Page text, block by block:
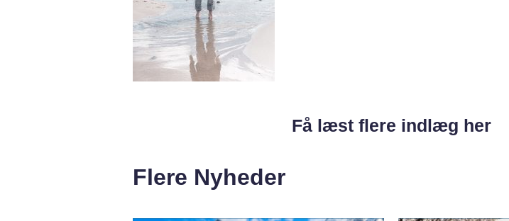
Få læst flere indlæg her
Flere Nyheder